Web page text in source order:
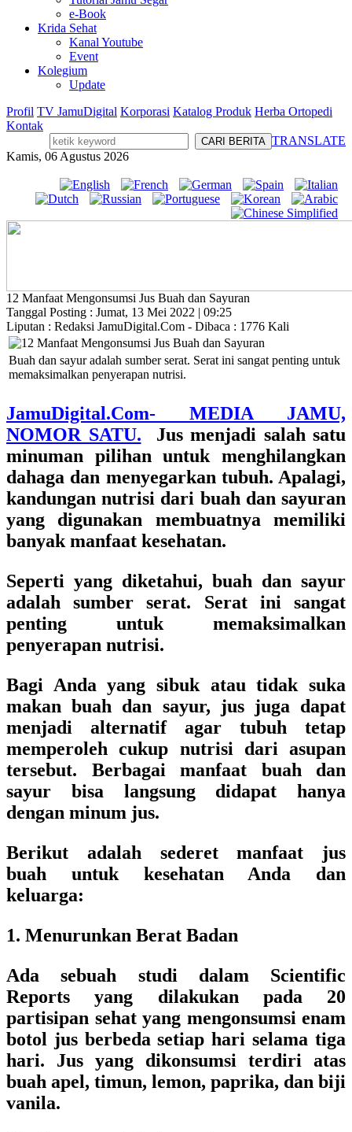
e-Book
Krida Sehat
Kanal Youtube
Event
Kolegium
Update
Profil TV JamuDigital Korporasi Katalog Produk Herba Ortopedi
Kontak
TRANSLATE
Kamis, 06 Agustus 2026
12 Manfaat Mengonsumsi Jus Buah dan Sayuran
Tanggal Posting : Jumat, 13 Mei 2022 | 09:25
Liputan : Redaksi JamuDigital.Com - Dibaca : 1776 Kali
Buah dan sayur adalah sumber serat. Serat ini sangat penting untuk
memaksimalkan penyerapan nutrisi.
JamuDigital.Com- MEDIA JAMU,
NOMOR SATU.
Jus menjadi salah satu
minuman pilihan untuk menghilangkan
dahaga dan menyegarkan tubuh. Apalagi,
kandungan nutrisi dari buah dan sayuran
yang digunakan membuatnya memiliki
banyak manfaat kesehatan.
Seperti yang diketahui, buah dan sayur
adalah sumber serat. Serat ini sangat
penting untuk memaksimalkan
penyerapan nutrisi.
Bagi Anda yang sibuk atau tidak suka
makan buah dan sayur, jus juga dapat
menjadi alternatif agar tubuh tetap
memperoleh cukup nutrisi dari asupan
tersebut. Berbagai manfaat buah dan
sayur bisa langsung didapat hanya
dengan minum jus.
Berikut adalah sederet manfaat jus
buah untuk kesehatan Anda dan
keluarga:
1. Menurunkan Berat Badan
Ada sebuah studi dalam Scientific
Reports yang dilakukan pada 20
partisipan sehat yang mengonsumsi enam
botol jus berbeda setiap hari selama tiga
hari. Jus yang dikonsumsi terdiri atas
buah apel, timun, lemon, paprika, dan biji
vanila.